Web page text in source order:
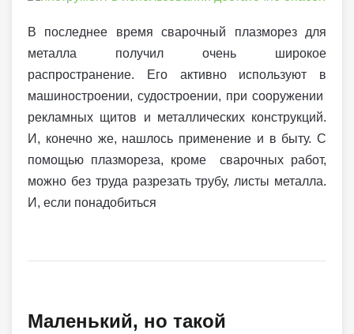
В последнее время сварочный плазморез для
металла получил очень широкое
распространение. Его активно используют в
машиностроении, судостроении, при сооружении
рекламных щитов и металлических конструкций.
И, конечно же, нашлось применение и в быту. С
помощью плазмореза, кроме сварочных работ,
можно без труда разрезать трубу, листы металла.
И, если понадобиться
Маленький, но такой